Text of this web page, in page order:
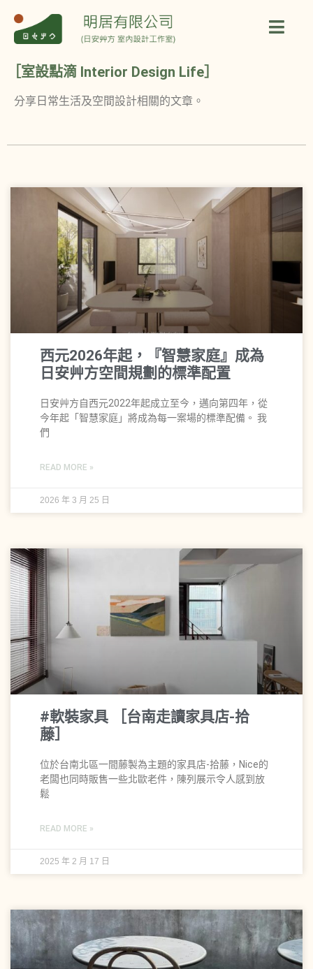
［室設點滴 Interior Design Life］
分享日常生活及空間設計相關的文章。
西元2026年起，『智慧家庭』成為
日安艸方空間規劃的標準配置
日安艸方自西元2022年起成立至今，邁向第四年，從
今年起「智慧家庭」將成為每一案場的標準配備。 我
們
READ MORE »
2026 年 3 月 25 日
#軟裝家具 ［台南走讀家具店-拾
藤］
位於台南北區一間藤製為主題的家具店-拾藤，Nice的
老闆也同時販售一些北歐老件，陳列展示令人感到放
鬆
READ MORE »
2025 年 2 月 17 日